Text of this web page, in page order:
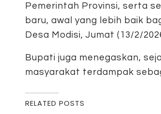
Pemerintah Provinsi, serta
baru, awal yang lebih baik
Desa Modisi, Jumat (13/2/
Bupati juga menegaskan,
masyarakat terdampak
RELATED POSTS